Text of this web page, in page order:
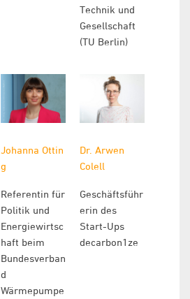
Technik und
Gesellschaft
(TU Berlin)
Johanna Ottin
g
Referentin für
Politik und
Energiewirtsc
haft beim
Bundesverban
d
Wärmepumpe
Dr. Arwen
Colell
Geschäftsführ
erin des
Start-Ups
decarbon1ze